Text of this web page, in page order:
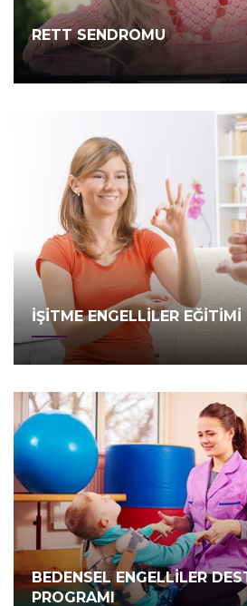
RETT SENDROMU
İŞİTME ENGELLİLER EĞİTİMİ
BEDENSEL ENGELLİLER
PROGRAMI